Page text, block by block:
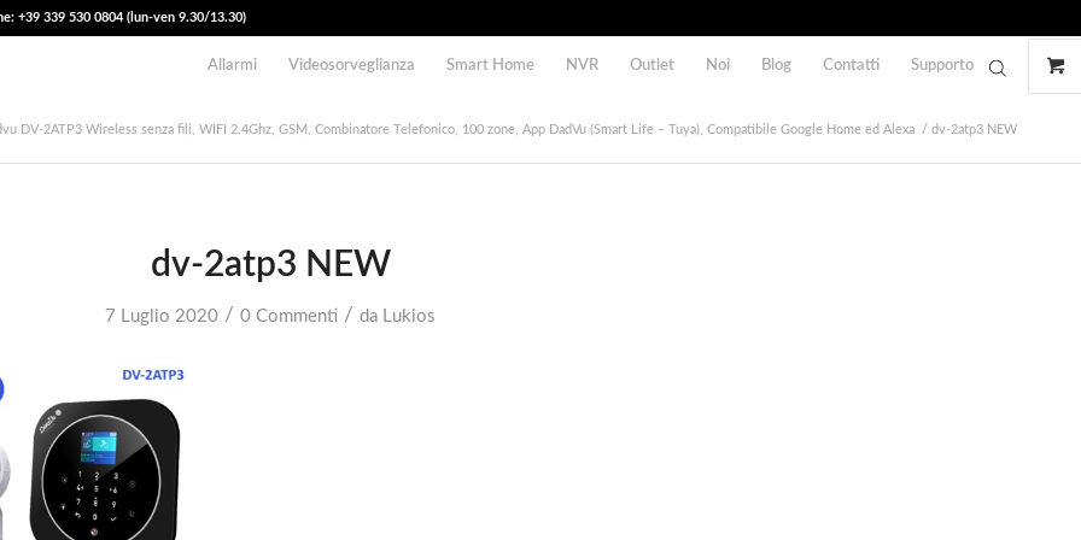
+39 339 530 0804 (lun-ven 9.30/13.30)
Allarmi Videosorveglianza Smart Home NVR Outlet Noi Blog Contatti Supporto
DV-2ATP3 Wireless senza fili, WIFI 2.4Ghz, GSM, Combinatore Telefonico, 100 zone, App DadVu (Smart Life – Tuya), Compatibile Google Home ed Alexa / dv-2atp3 NEW
dv-2atp3 NEW
7 Luglio 2020 / 0 Commenti / da Lukios